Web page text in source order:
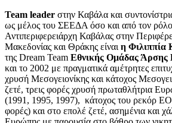
Team leader στην Καβάλα και
ως μέλος του ΣΕΕΔΑ όσο και από τον
Αντιπεριφερειάρχη Καβάλας στην
Μακεδονίας και Θράκης είναι η Φιλιππία
της Dream Team Εθνικής Ομάδας
και το 2002 με πραγματικά αμέτρητες
χρυσή Μεσογειονίκης και κάτοχος
ζετέ, τρεις φορές χρυσή πρωταθλήτρια
(1991, 1995, 1997), κάτοχος του ρεκόρ
φορές) και στο επολέ ζετέ, ασημένια και